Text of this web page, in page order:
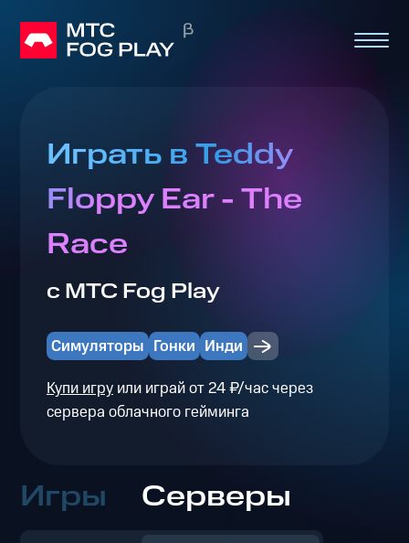
Играть в Teddy
Floppy Ear - The
Race
с МТС Fog Play
Симуляторы Гонки Инди
Купи игруили играй от 24 ₽/час через
сервера облачного гейминга
Игры Серверы